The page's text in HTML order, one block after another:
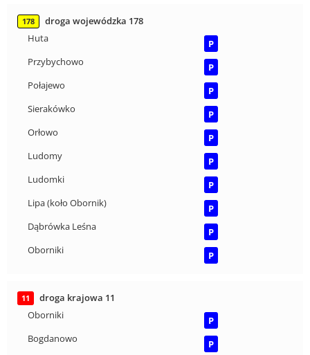
178
droga wojewódzka 178
Huta
P
Przybychowo
P
Połajewo
P
Sierakówko
P
Orłowo
P
Ludomy
P
Ludomki
P
Lipa (koło Obornik)
P
Dąbrówka Leśna
P
Oborniki
P
11
droga krajowa 11
Oborniki
P
Bogdanowo
P